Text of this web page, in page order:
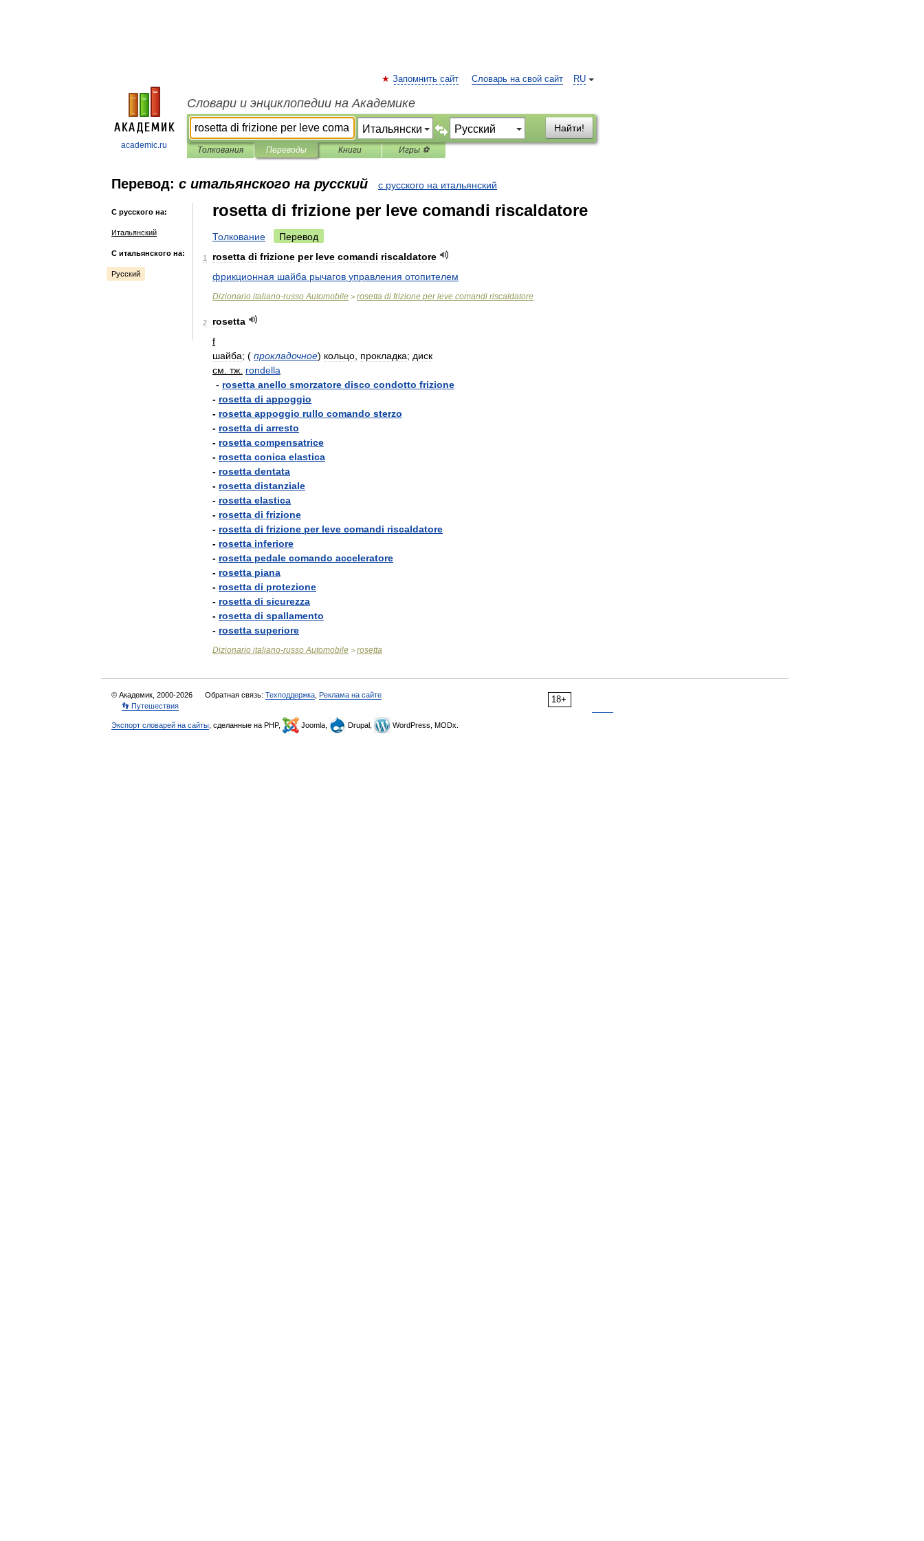
academic.ru
RU
Запомнить сайт Словарь на свой сайт
Словари и энциклопедии на Академике
Найти!
Толкования Переводы Книги Игры ⚽
Перевод: с итальянского на русский с русского на итальянский
С русского на:
Итальянский
С итальянского на:
Русский
rosetta di frizione per leve comandi riscaldatore
Толкование Перевод
1 rosetta di frizione per leve comandi riscaldatore
фрикционная шайба рычагов управления отопителем
Dizionario italiano-russo Automobile > rosetta di frizione per leve comandi riscaldatore
2
rosetta
f
шайба; ( прокладочное) кольцо прокладка; диск
см тж rondella
- rosetta anello smorzatore disco condotto frizione
- rosetta di appoggio
- rosetta appoggio rullo comando sterzo
- rosetta di arresto
- rosetta compensatrice
- rosetta conica elastica
- rosetta dentata
- rosetta distanziale
- rosetta elastica
- rosetta di frizione
- rosetta di frizione per leve comandi riscaldatore
- rosetta inferiore
- rosetta pedale comando acceleratore
- rosetta piana
- rosetta di protezione
- rosetta di sicurezza
- rosetta di spallamento
- rosetta superiore
Dizionario italiano-russo Automobile > rosetta
18+
© Академик, 2000-2026 Обратная связь: Техподдержка Реклама на сайте
👣 Путешествия
Экспорт словарей на сайты , сделанные на PHP, Joomla, Drupal, WordPress, MODx.